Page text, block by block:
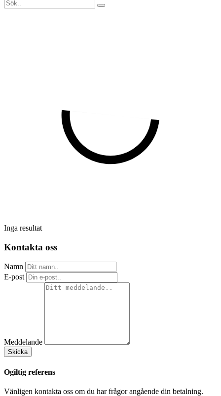
Inga resultat
Kontakta oss
Namn
E-post
Meddelande
Skicka
Ogiltig referens
Vänligen kontakta oss om du har frågor angående din betalning.